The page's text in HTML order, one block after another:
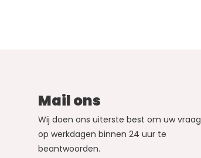
Mail ons
Wij doen ons uiterste best om uw vraag
op werkdagen binnen 24 uur te
beantwoorden.